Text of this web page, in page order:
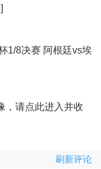
1/8决赛 阿根廷vs埃
，请点此进入并收
刷新评论